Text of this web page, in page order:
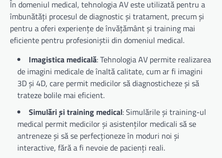
În domeniul medical, tehnologia AV este utilizată pentru a
îmbunătăți procesul de diagnostic și tratament, precum și
pentru a oferi experiențe de învățământ și training mai
eficiente pentru profesioniștii din domeniul medical.
Imagistica medicală: Tehnologia AV permite realizarea
de imagini medicale de înaltă calitate, cum ar fi imagini
3D și 4D, care permit medicilor să diagnosticheze și să
trateze bolile mai eficient.
Simulări și training medical: Simulările și training-ul
medical permit medicilor și asistenților medicali să se
antreneze și să se perfecționeze în moduri noi și
interactive, fără a fi nevoie de pacienți reali.